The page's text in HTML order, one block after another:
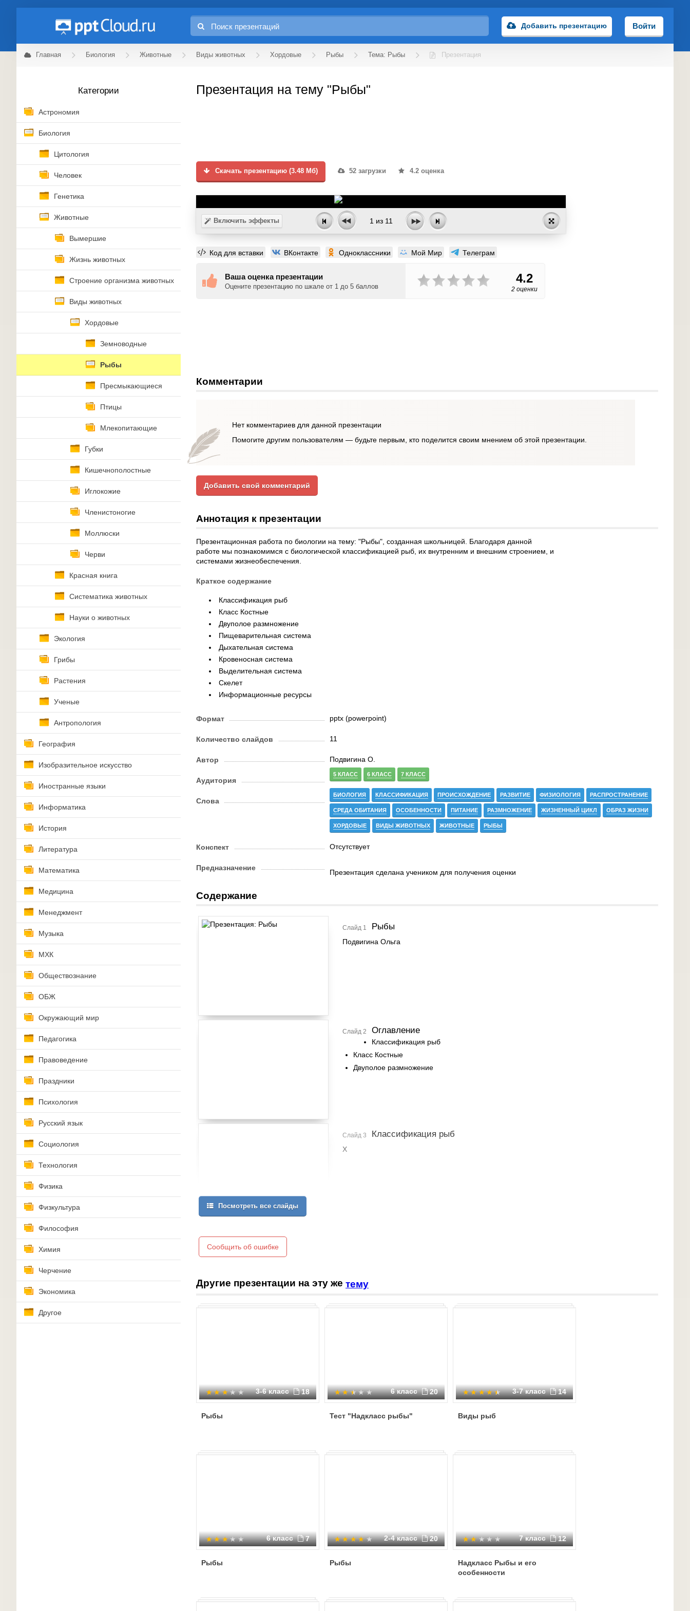
Добавить презентацию Войти
Главная Биология Животные Виды животных Хордовые Рыбы Тема: Рыбы Презентация
Категории
Астрономия
Биология
Цитология
Человек
Генетика
Животные
Вымершие
Жизнь животных
Строение организма животных
Виды животных
Хордовые
Земноводные
Рыбы
Пресмыкающиеся
Птицы
Млекопитающие
Губки
Кишечнополостные
Иглокожие
Членистоногие
Моллюски
Черви
Красная книга
Систематика животных
Науки о животных
Экология
Грибы
Растения
Ученые
Антропология
География
Изобразительное искусство
Иностранные языки
Информатика
История
Литература
Математика
Медицина
Менеджмент
Музыка
МХК
Обществознание
ОБЖ
Окружающий мир
Педагогика
Правоведение
Праздники
Психология
Русский язык
Социология
Технология
Физика
Физкультура
Философия
Химия
Черчение
Экономика
Другое
Презентация на тему "Рыбы"
Скачать презентацию (3.48 Мб) 52 загрузки 4.2 оценка
Включить эффекты 1 из 11
Код для вставки ВКонтакте Одноклассники Мой Мир Телеграм
Ваша оценка презентации
Оцените презентацию по шкале от 1 до 5 баллов
4.2
2 оценки
Комментарии
Нет комментариев для данной презентации
Помогите другим пользователям — будьте первым, кто поделится своим мнением об этой презентации.
Добавить свой комментарий
Аннотация к презентации
Презентационная работа по биологии на тему: "Рыбы", созданная школьницей. Благодаря данной
работе мы познакомимся с биологической классификацией рыб, их внутренним и внешним строением, и
системами жизнеобеспечения.
Краткое содержание
Классификация рыб
Класс Костные
Двуполое размножение
Пищеварительная система
Дыхательная система
Кровеносная система
Выделительная система
Скелет
Информационные ресурсы
Формат pptx (powerpoint)
Количество слайдов 11
Автор Подвигина О.
Аудитория
5 КЛАСС 6 КЛАСС 7 КЛАСС
Слова
БИОЛОГИЯ КЛАССИФИКАЦИЯ ПРОИСХОЖДЕНИЕ РАЗВИТИЕ ФИЗИОЛОГИЯ РАСПРОСТРАНЕНИЕ
СРЕДА ОБИТАНИЯ ОСОБЕННОСТИ ПИТАНИЕ РАЗМНОЖЕНИЕ ЖИЗНЕННЫЙ ЦИКЛ ОБРАЗ ЖИЗНИ
ХОРДОВЫЕ ВИДЫ ЖИВОТНЫХ ЖИВОТНЫЕ РЫБЫ
Конспект Отсутствует
Предназначение
Презентация сделана учеником для получения оценки
Содержание
Слайд 1 Рыбы
Подвигина Ольга
Слайд 2 Оглавление
Классификация рыб
Класс Костные
Двуполое размножение
Слайд 3 Классификация рыб
Х
Посмотреть все слайды
Сообщить об ошибке
Другие презентации на эту же тему
3-6 класс 18
Рыбы
6 класс 20
Тест "Надкласс рыбы"
3-7 класс 14
Виды рыб
6 класс 7
Рыбы
2-4 класс 20
Рыбы
7 класс 12
Надкласс Рыбы и его
особенности